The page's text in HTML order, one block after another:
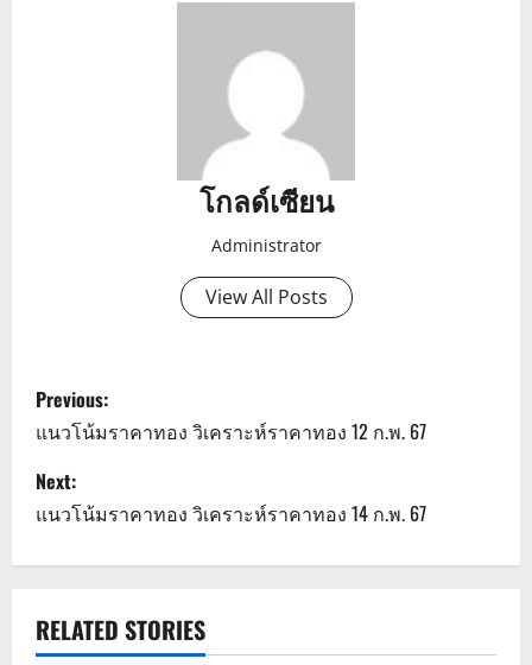
โกลด์เซียน
Administrator
View All Posts
P
o
s
t
a
Previous:
แนวโน้มราคาทอง วิเคราะห์ราคาทอง 12 ก.พ. 67
Next:
แนวโน้มราคาทอง วิเคราะห์ราคาทอง 14 ก.พ. 67
RELATED STORIES